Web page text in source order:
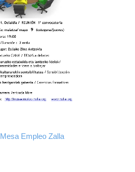
Mesa Empleo Zalla